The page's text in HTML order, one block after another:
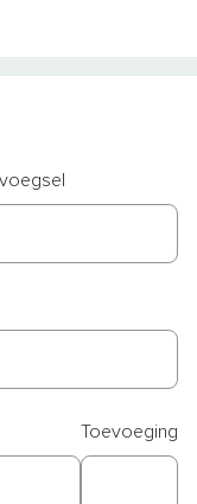
Toevoeging